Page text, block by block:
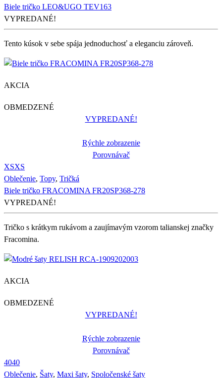
Biele tričko LEO&UGO TEV163
VYPREDANÉ!
Tento kúsok v sebe spája jednoduchosť a eleganciu zároveň.
AKCIA
OBMEDZENÉ
VYPREDANÉ!
Rýchle zobrazenie
Porovnávač
XSXS
Oblečenie, Topy, Tričká
Biele tričko FRACOMINA FR20SP368-278
VYPREDANÉ!
Tričko s krátkym rukávom a zaujímavým vzorom talianskej značky
Fracomina.
AKCIA
OBMEDZENÉ
VYPREDANÉ!
Rýchle zobrazenie
Porovnávač
4040
Oblečenie, Šaty, Maxi šaty, Spoločenské šaty